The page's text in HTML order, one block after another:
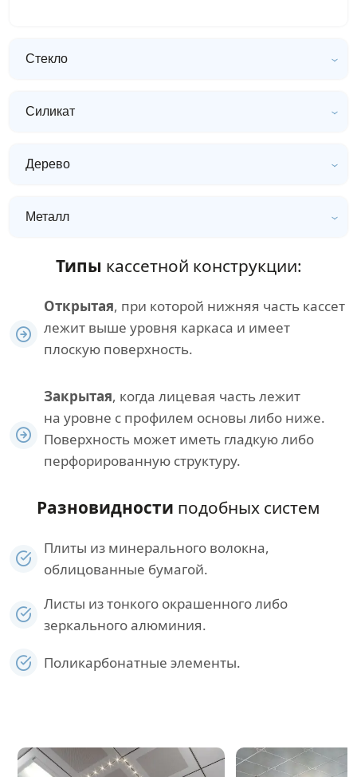
Стекло
Силикат
Дерево
Металл
Типы кассетной конструкции:
Открытая, при которой нижняя часть кассет
лежит выше уровня каркаса и имеет
плоскую поверхность.
Закрытая, когда лицевая часть лежит
на уровне с профилем основы либо ниже.
Поверхность может иметь гладкую либо
перфорированную структуру.
Разновидности подобных систем
Плиты из минерального волокна,
облицованные бумагой.
Листы из тонкого окрашенного либо
зеркального алюминия.
Поликарбонатные элементы.